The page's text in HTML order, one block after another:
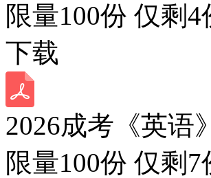
限量100份 仅剩4
下载
2026成考《英语
限量100份 仅剩 7